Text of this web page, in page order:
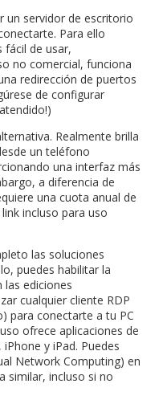
un servidor de escritorio
Para ello
fácil de usar,
no comercial, funciona
redirección de puertos
de configurar
Realmente brilla
un teléfono
una interfaz más
a diferencia de
una cuota anual de
incluso para uso
las soluciones
puedes habilitar la
ediciones
cualquier cliente RDP
para conectarte a tu PC
ofrece aplicaciones de
y iPad. Puedes
Network Computing) en
similar, incluso si no